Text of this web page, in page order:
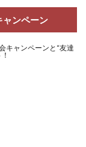
ャンペーン
キャンペーンと“友達